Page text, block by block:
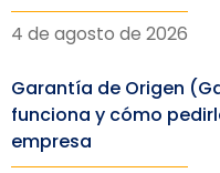
4 de agosto de 2026
Garantía de Origen
funciona y cómo
empresa